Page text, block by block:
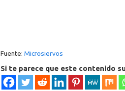
Fuente: Microsiervos
Si te parece que este contenido